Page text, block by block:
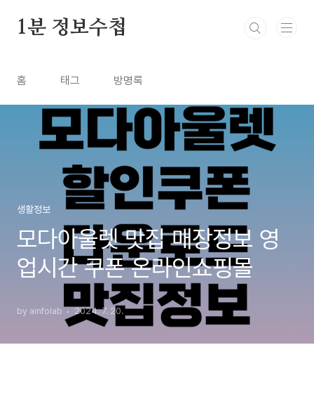
1분 정보수첩
홈 태그 방명록
생활정보
모다아울렛 맛집 매장정보 영
업시간 쿠폰 온라인쇼핑몰
by ainfolab 2024. 7. 20.